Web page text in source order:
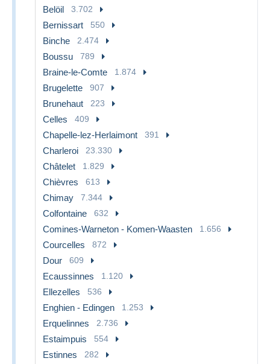
Belöil 3.702
Bernissart 550
Binche 2.474
Boussu 789
Braine-le-Comte 1.874
Brugelette 907
Brunehaut 223
Celles 409
Chapelle-lez-Herlaimont 391
Charleroi 23.330
Châtelet 1.829
Chièvres 613
Chimay 7.344
Colfontaine 632
Comines-Warneton - Komen-Waasten 1.656
Courcelles 872
Dour 609
Ecaussinnes 1.120
Ellezelles 536
Enghien - Edingen 1.253
Erquelinnes 2.736
Estaimpuis 554
Estinnes 282